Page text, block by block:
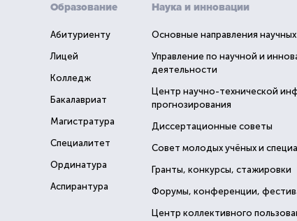
Образование
Абитуриенту
Лицей
Колледж
Бакалавриат
Магистратура
Специалитет
Ординатура
Аспирантура
Наука и инновации
Основные направления
Управление по научной и
деятельности
Центр научно-технической
прогнозирования
Диссертационные советы
Совет молодых учёных и
Гранты, конкурсы, стажировки
Форумы, конференции,
Центр коллективного